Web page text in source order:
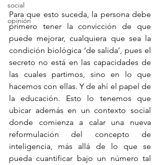
social
opinión
Para que esto suceda, la persona debe
primero tener la convicción de que
puede mejorar, cualquiera que sea la
condición biológica ‘de salida’, pues el
secreto no está en las capacidades de
las cuales partimos, sino en lo que
hacemos con ellas. Y de ahí el papel de
la educación. Esto lo tenemos que
ubicar además en un contexto social
donde comienza a calar una nueva
reformulación del concepto de
inteligencia, más allá de lo que se
pueda cuantificar bajo un número tal